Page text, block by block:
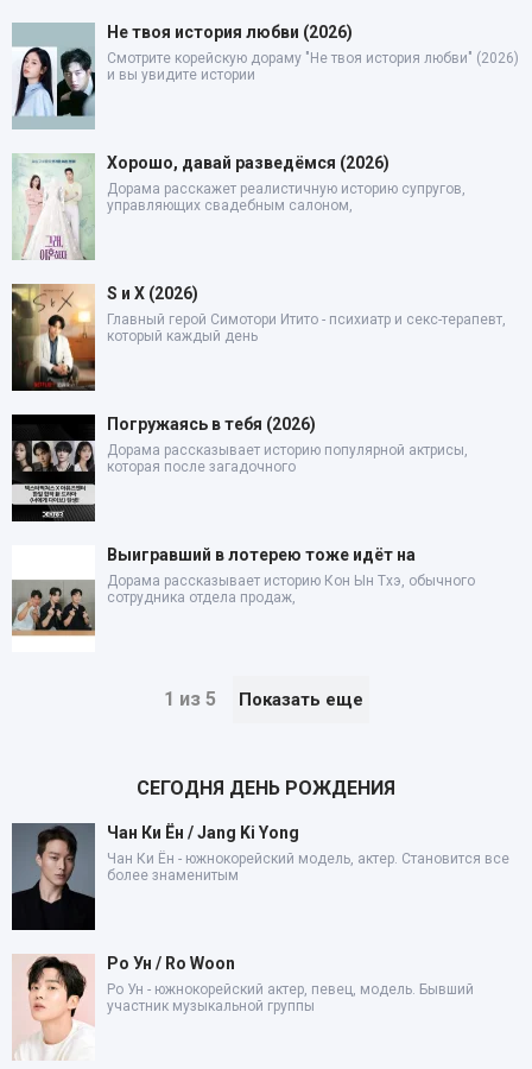
Не твоя история любви (2026)
Смотрите корейскую дораму "Не твоя история любви" (2026)
и вы увидите истории
Хорошо, давай разведёмся (2026)
Дорама расскажет реалистичную историю супругов,
управляющих свадебным салоном,
S и X (2026)
Главный герой Симотори Итито - психиатр и секс-терапевт,
который каждый день
Погружаясь в тебя (2026)
Дорама рассказывает историю популярной актрисы,
которая после загадочного
Выигравший в лотерею тоже идёт на
Дорама рассказывает историю Кон Ын Тхэ, обычного
сотрудника отдела продаж,
1 из 5 Показать еще
СЕГОДНЯ ДЕНЬ РОЖДЕНИЯ
Чан Ки Ён / Jang Ki Yong
Чан Ки Ён - южнокорейский модель, актер. Становится все
более знаменитым
Ро Ун / Ro Woon
Ро Ун - южнокорейский актер, певец, модель. Бывший
участник музыкальной группы